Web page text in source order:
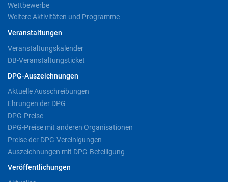
Wettbewerbe
Weitere Aktivitäten und Programme
Veranstaltungen
Veranstaltungskalender
DB-Veranstaltungsticket
DPG-Auszeichnungen
Aktuelle Ausschreibungen
Ehrungen der DPG
DPG-Preise
DPG-Preise mit anderen Organisationen
Preise der DPG-Vereinigungen
Auszeichnungen mit DPG-Beteiligung
Veröffentlichungen